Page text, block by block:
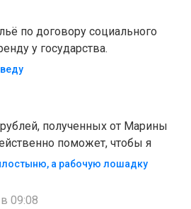
по договору социального
у государства.
полученных от Марины
поможет, чтобы я
а рабочую лошадку
09:08